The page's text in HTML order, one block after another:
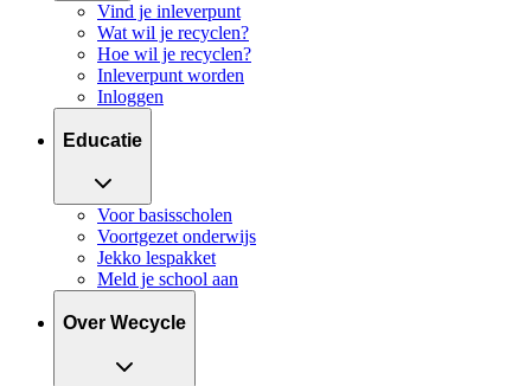
Vind je inleverpunt
Wat wil je recyclen?
Hoe wil je recyclen?
Inleverpunt worden
Inloggen
Educatie
Voor basisscholen
Voortgezet onderwijs
Jekko lespakket
Meld je school aan
Over Wecycle